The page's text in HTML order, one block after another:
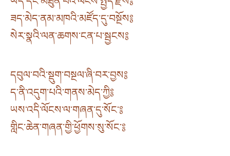
ཟད་མེད་ནམ་མཁའི་མཛོད་དུ་བསྔོས༔
སེར་སྣའི་ལན་ཆགས་ངན་པ་སྦྱངས༔
དབུལ་བའི་སྡུག་བསྔལ་ཞི་བར་བྱས༔
ད་ནི་འདུག་པའི་གནས་མེད་ཀྱི༔
ཡས་འདི་ལོངས་ལ་གཞན་དུ་སོང་༔
གླིང་ཆེན་གཞན་གྱི་ཕྱོགས་སུ་སོང་༔